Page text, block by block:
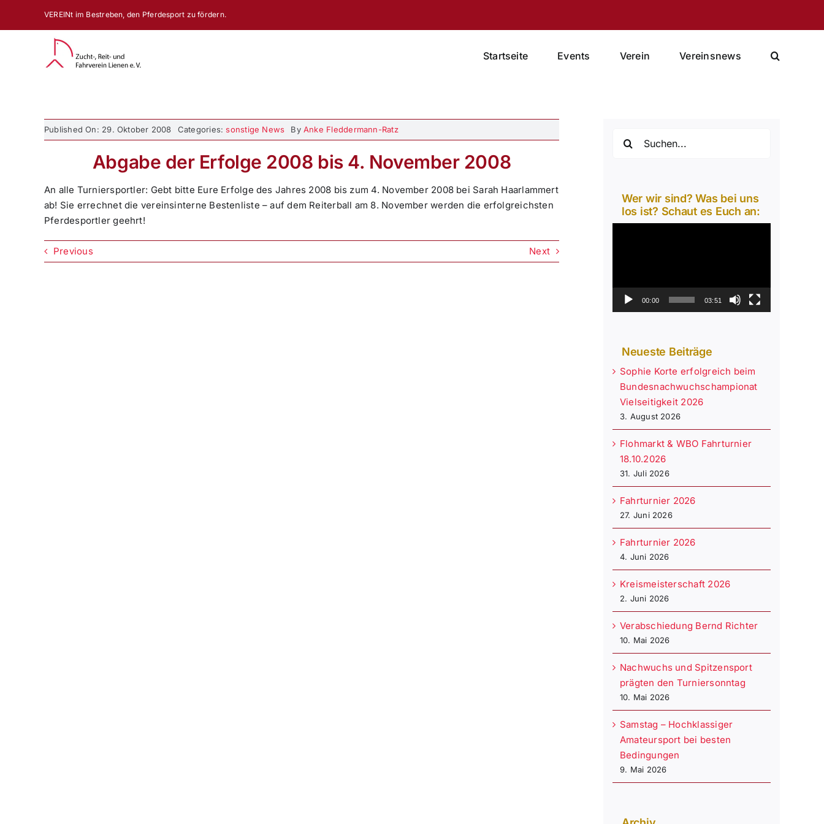
VEREINt im Bestreben, den Pferdesport zu fördern.
Startseite Events Verein Vereinsnews
Published On: 29. Oktober 2008 Categories:sonstige News ByAnke Fleddermann-Ratz
Abgabe der Erfolge 2008 bis 4. November 2008
An alle Turniersportler: Gebt bitte Eure Erfolge des Jahres 2008 bis zum 4. November 2008 bei Sarah Haarlammert
ab! Sie errechnet die vereinsinterne Bestenliste – auf dem Reiterball am 8. November werden die erfolgreichsten
Pferdesportler geehrt!
Previous Next
nach:
Wer wir sind? Was bei uns
los ist? Schaut es Euch an:
00:00 03:51
Neueste Beiträge
Sophie Korte erfolgreich beim
Bundesnachwuchschampionat
Vielseitigkeit 2026
3. August 2026
Flohmarkt & WBO Fahrturnier
18.10.2026
31. Juli 2026
Fahrturnier 2026
27. Juni 2026
Fahrturnier 2026
4. Juni 2026
Kreismeisterschaft 2026
2. Juni 2026
Verabschiedung Bernd Richter
10. Mai 2026
Nachwuchs und Spitzensport
prägten den Turniersonntag
10. Mai 2026
Samstag – Hochklassiger
Amateursport bei besten
Bedingungen
9. Mai 2026